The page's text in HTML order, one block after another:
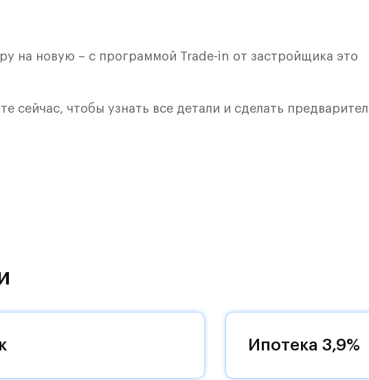
на новую – с программой Trade-in от застройщика это
сейчас, чтобы узнать все детали и сделать
Секция 11) в ЖК «Пятницкие Луга» от группы
выезд на новую магистраль. Дорога до метро
12 минут на автомобиле или полчаса на автобусе - рядом с
общественного транспорта.
Ипотека 3,9%